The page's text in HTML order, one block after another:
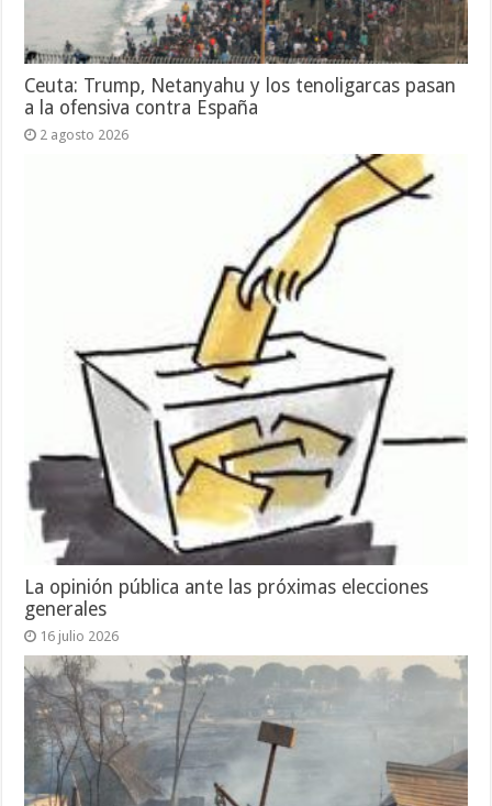
Ceuta: Trump, Netanyahu y los tenoligarcas pasan
a la ofensiva contra España
2 agosto 2026
La opinión pública ante las próximas elecciones
generales
16 julio 2026